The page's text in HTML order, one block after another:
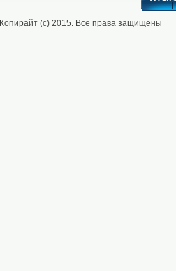
Копирайт (с) 2015. Все права защищены